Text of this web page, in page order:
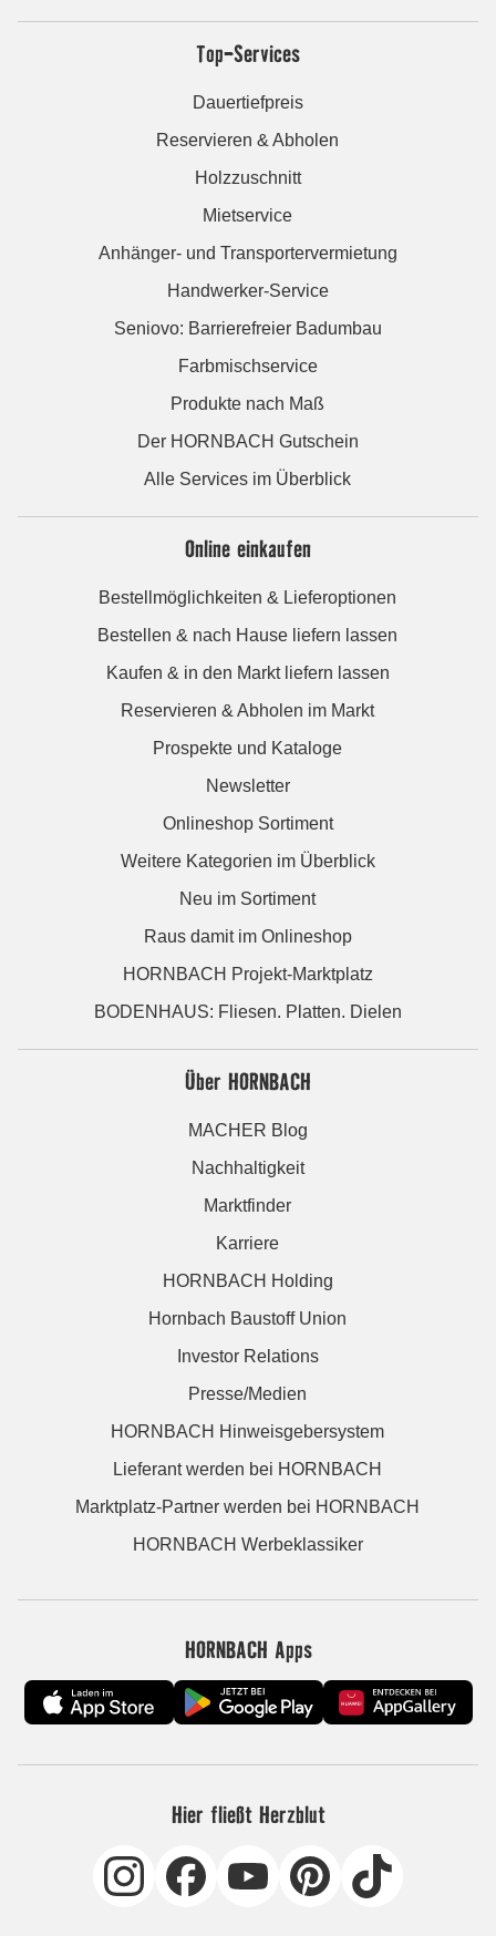
Top-Services
Dauertiefpreis
Reservieren & Abholen
Holzzuschnitt
Mietservice
Anhänger- und Transportervermietung
Handwerker-Service
Seniovo: Barrierefreier Badumbau
Farbmischservice
Produkte nach Maß
Der HORNBACH Gutschein
Alle Services im Überblick
Online einkaufen
Bestellmöglichkeiten & Lieferoptionen
Bestellen & nach Hause liefern lassen
Kaufen & in den Markt liefern lassen
Reservieren & Abholen im Markt
Prospekte und Kataloge
Newsletter
Onlineshop Sortiment
Weitere Kategorien im Überblick
Neu im Sortiment
Raus damit im Onlineshop
HORNBACH Projekt-Marktplatz
BODENHAUS: Fliesen. Platten. Dielen
Über HORNBACH
MACHER Blog
Nachhaltigkeit
Marktfinder
Karriere
HORNBACH Holding
Hornbach Baustoff Union
Investor Relations
Presse/Medien
HORNBACH Hinweisgebersystem
Lieferant werden bei HORNBACH
Marktplatz-Partner werden bei HORNBACH
HORNBACH Werbeklassiker
HORNBACH Apps
Hier fließt Herzblut